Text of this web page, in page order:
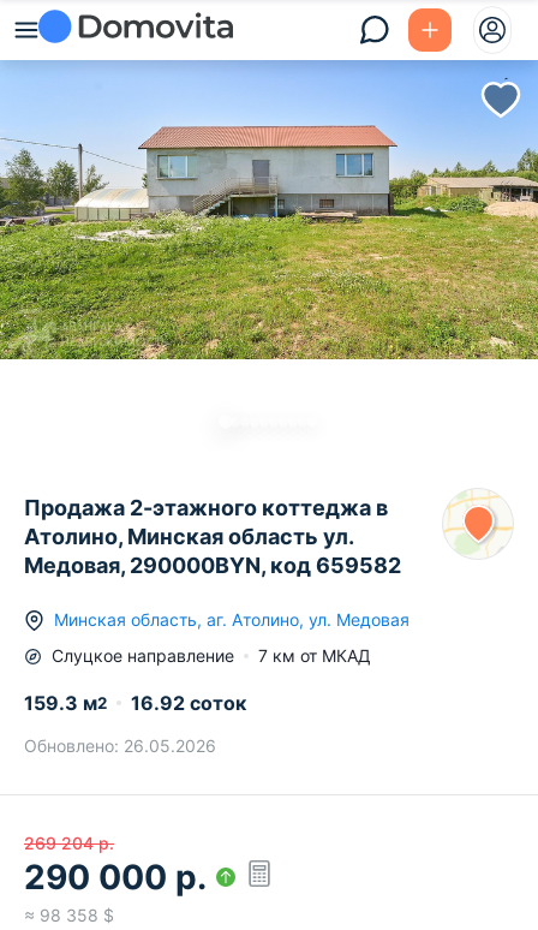
Продажа 2-этажного коттеджа в
Атолино, Минская область ул.
Медовая, 290000BYN, код 659582
Минская область, аг. Атолино, ул. Медовая
Слуцкое направление 7 км от МКАД
159.3 м2 16.92 соток
Обновлено: 26.05.2026
269 204 р.
290 000 р.
≈ 98 358 $